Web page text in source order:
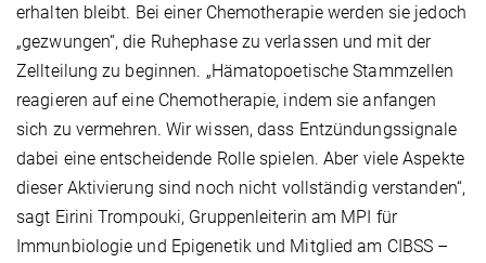
erhalten bleibt. Bei einer Chemotherapie werden sie jedoch
„gezwungen“, die Ruhephase zu verlassen und mit der
Zellteilung zu beginnen. „Hämatopoetische Stammzellen
reagieren auf eine Chemotherapie, indem sie anfangen
sich zu vermehren. Wir wissen, dass Entzündungssignale
dabei eine entscheidende Rolle spielen. Aber viele Aspekte
dieser Aktivierung sind noch nicht vollständig verstanden“,
sagt Eirini Trompouki, Gruppenleiterin am MPI für
Immunbiologie und Epigenetik und Mitglied am CIBSS –